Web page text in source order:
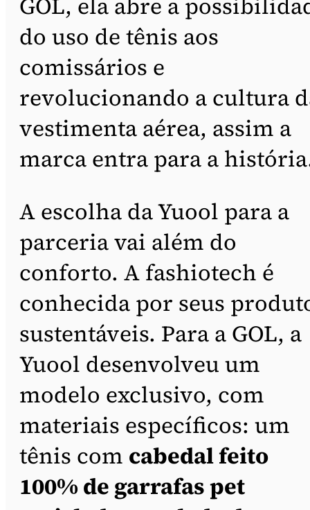
GOL, ela abre a
do uso de tênis aos
comissários e
revolucionando a cultura
vestimenta aérea, assim a
marca entra para a
A escolha da Yuool para a
parceria vai além do
conforto. A fashiotech é
conhecida por seus
sustentáveis. Para a GOL, a
Yuool desenvolveu um
modelo exclusivo, com
materiais específicos: um
tênis com cabedal feito
100% de garrafas pet